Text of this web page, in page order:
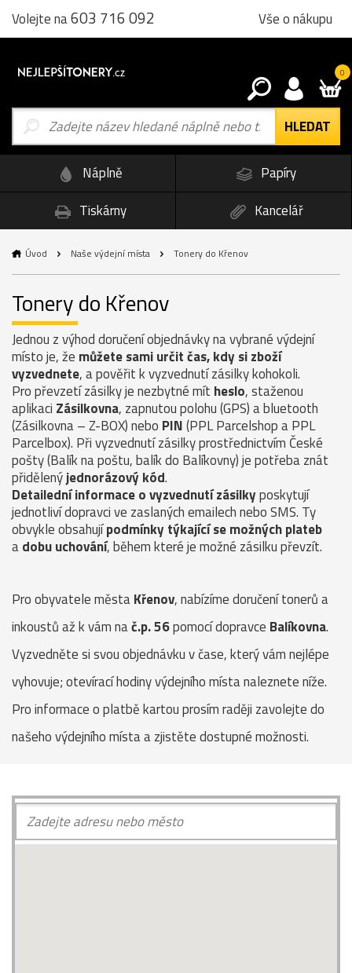
Volejte na603 716 092 Vše o nákupu
0
Náplně
Papíry
Tiskárny
Kancelář
Úvod Naše výdejní místa Tonery do Křenov
Tonery do Křenov
Jednou z výhod doručení objednávky na vybrané výdejní
místo je, že můžete sami určit čas, kdy si zboží
vyzvednete, a pověřit k vyzvednutí zásilky kohokoli.
Pro převzetí zásilky je nezbytné mít heslo, staženou
aplikaci Zásilkovna, zapnutou polohu (GPS) a bluetooth
(Zásilkovna – Z-BOX) nebo PIN(PPL Parcelshop a PPL
Parcelbox). Při vyzvednutí zásilky prostřednictvím České
pošty (Balík na poštu, balík do Balíkovny) je potřeba znát
přidělenýjednorázový kód.
Detailední informace o vyzvednutí zásilkyposkytují
jednotliví dopravci ve zaslaných emailech nebo SMS. Ty
obvykle obsahujípodmínky týkající se možných plateb
adobu uchování, během které je možné zásilku převzít.
Pro obyvatele městaKřenov, nabízíme doručení tonerů a
inkoustů až k vám nač.p. 56pomocí dopravce Balíkovna.
Vyzvedněte si svou objednávku v čase, který vám nejlépe
vyhovuje; otevírací hodiny výdejního místa naleznete níže.
Pro informace o platbě kartou prosím raději zavolejte do
našeho výdejního místa a zjistěte dostupné možnosti.